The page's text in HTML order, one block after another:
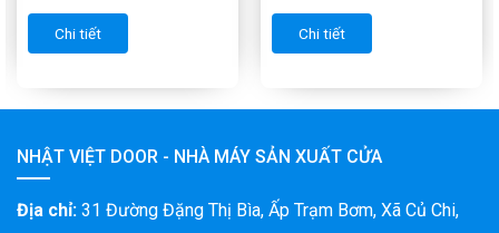
Chi tiết Chi tiết
NHẬT VIỆT DOOR - NHÀ MÁY SẢN XUẤT CỬA
Địa chỉ: 31 Đường Đặng Thị Bìa, Ấp Trạm Bơm, Xã Củ Chi,